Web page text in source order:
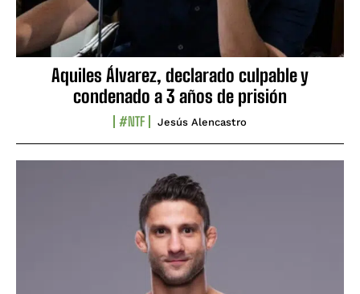
Aquiles Álvarez, declarado culpable y
condenado a 3 años de prisión
#NTF Jesús Alencastro